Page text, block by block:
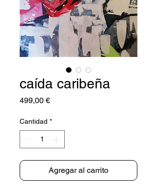
caída caribeña
499,00 €Precio
Cantidad *
Agregar al carrito